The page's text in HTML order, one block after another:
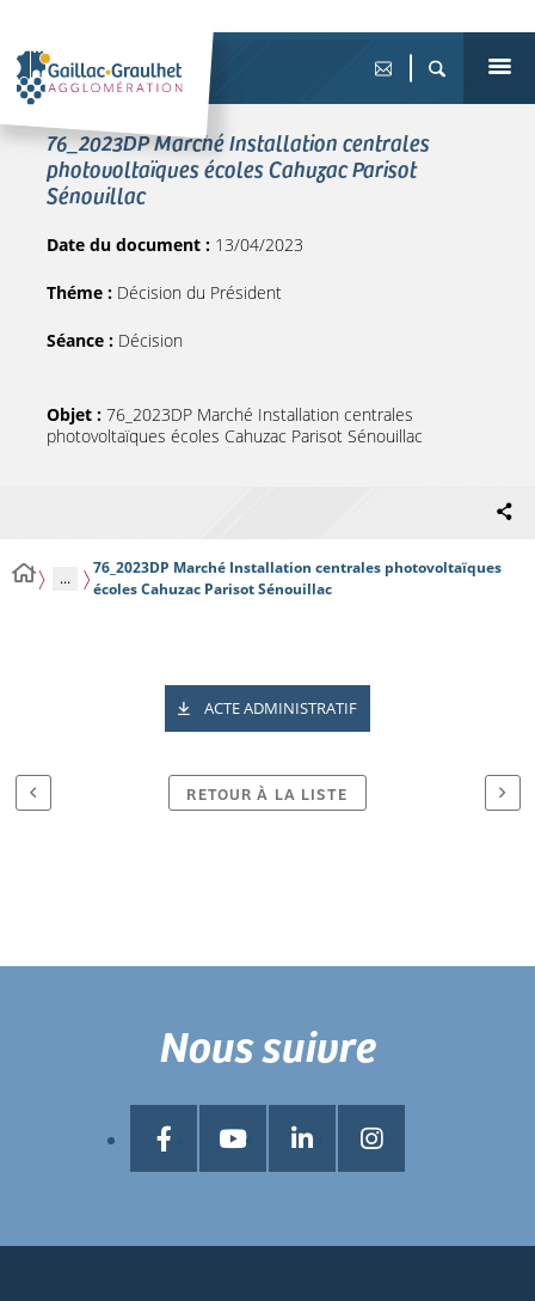
76_2023DP Marché Installation centrales
photovoltaïques écoles Cahuzac Parisot
Sénouillac
Date du document : 13/04/2023
Théme : Décision du Président
Séance : Décision
Objet : 76_2023DP Marché Installation centrales
photovoltaïques écoles Cahuzac Parisot Sénouillac
...
76_2023DP Marché Installation centrales photovoltaïques
écoles Cahuzac Parisot Sénouillac
ACTE ADMINISTRATIF
RETOUR À LA LISTE
Nous suivre